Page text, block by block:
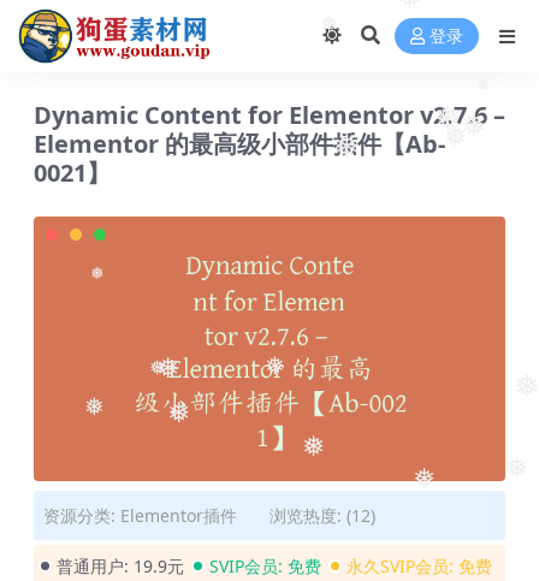
❅
❅
❅
❅
❅
❅
❅
❅
❅
❅
❅
❅
登录
Dynamic Content for Elementor v2.7.6 –
Elementor 的最高级小部件插件【Ab-
0021】
资源分类: Elementor插件 浏览热度: (12)
普通用户: 19.9元 SVIP会员: 免费 永久SVIP会员: 免费